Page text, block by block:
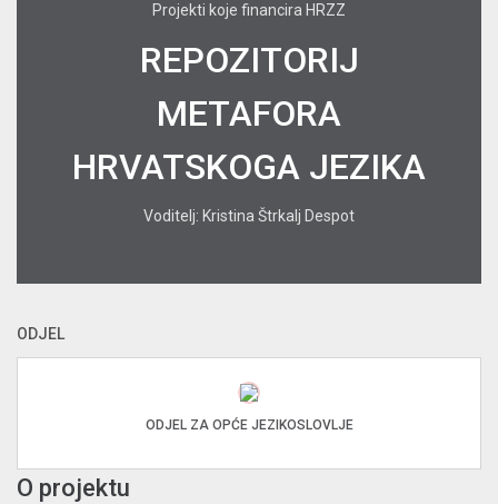
Projekti koje financira HRZZ
REPOZITORIJ
METAFORA
HRVATSKOGA JEZIKA
Voditelj: Kristina Štrkalj Despot
ODJEL
ODJEL ZA OPĆE JEZIKOSLOVLJE
O projektu